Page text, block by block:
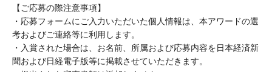
【ご応募の際注意事項】
・応募フォームにご入力いただいた個人情報は、本アワードの選
考およびご連絡等に利用します。
・入賞された場合は、お名前、所属および応募内容を日本経済新
聞および日経電子版等に掲載させていただきます。